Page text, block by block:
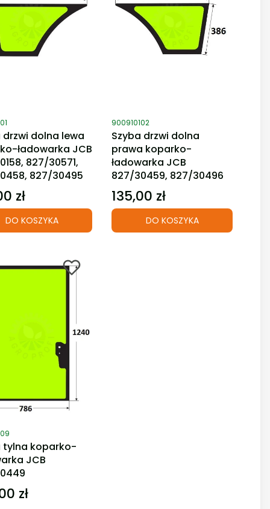
drzwi dolna lewa
ładowarka JCB
827/30571,
827/30495
zł
DO KOSZYKA
Kod produktu
900910102
Szyba drzwi dolna
prawa koparko-
ładowarka JCB
827/30459, 827/30496
Cena
135,00 zł
DO KOSZYKA
tylna koparko-
JCB
zł